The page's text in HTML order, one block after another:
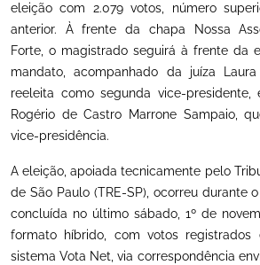
eleição com 2.079 votos, número
anterior. À frente da chapa Nossa
Forte, o magistrado seguirá à frente da
mandato, acompanhado da juíza
reeleita como segunda vice-presidente,
Rogério de Castro Marrone Sampaio,
vice-presidência.
A eleição, apoiada tecnicamente pelo
de São Paulo (TRE-SP), ocorreu durante
concluída no último sábado, 1º de
formato híbrido, com votos registrados
sistema Vota Net, via correspondência